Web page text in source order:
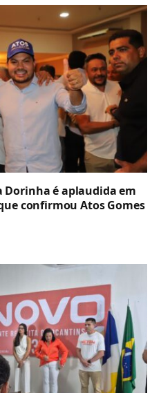
Dorinha é aplaudida em
confirmou Atos Gomes